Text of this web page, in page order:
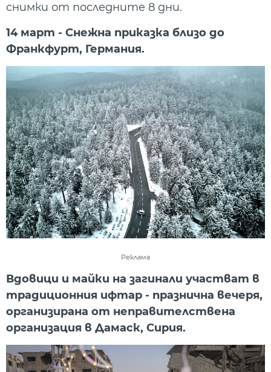
снимки от последните 8 дни.
14 март - Снежна приказка близо до
Франкфурт, Германия.
Реклама
Вдовици и майки на загинали участват в
традиционния ифтар - празнична вечеря,
организирана от неправителствена
организация в Дамаск, Сирия.